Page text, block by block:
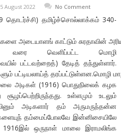
August 2022 No Comment
தொடர்ச்சி) தமிழ்ச்சொல்லாக்கம் 340-
அடையாளங் காட்டும் சுரதாவின் அரிய
வெளிப்பட்ட மொழி
பட்டவற்றைத்) தேடித் தந்துள்ளார்.
பட்டியலாய்த் தரப்பட்டுள்ளன.மொழி
அடிகள் (1916) பொதுநிலைக் கழக
உள்ளமும் உடலும்
அடிகளார் தம் அருமருந்தன்ன
தம்மைப்போலவே இன்னிசையிலே
1916இல் ஒருநாள் மாலை இராமலிங்க